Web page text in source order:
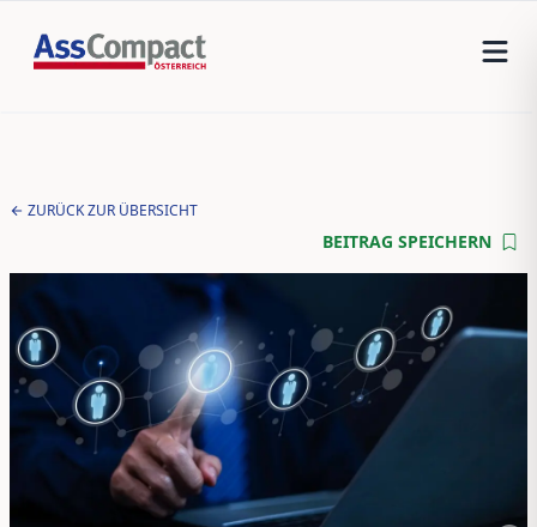
ZURÜCK ZUR ÜBERSICHT
BEITRAG SPEICHERN